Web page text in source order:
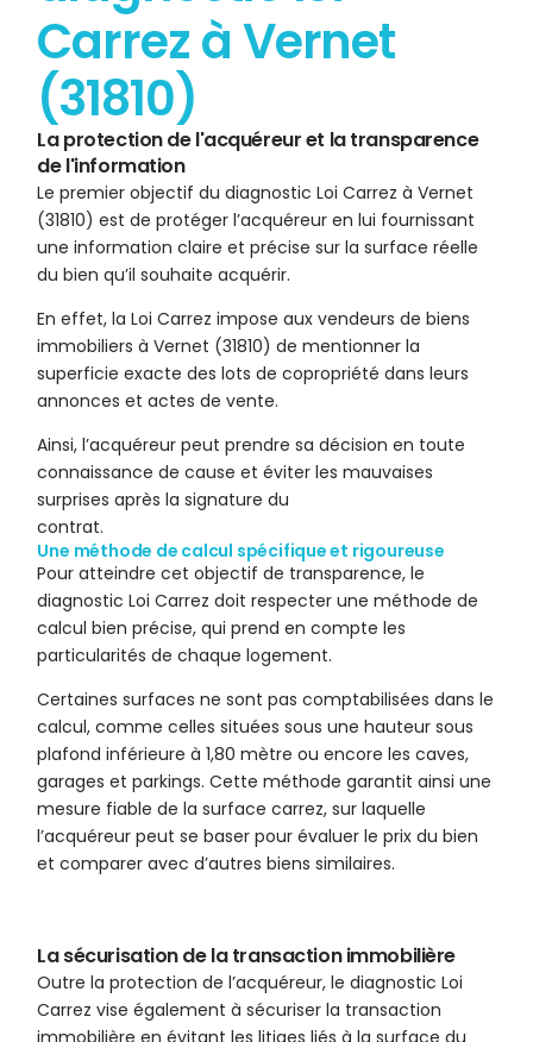
Carrez à Vernet
(31810)
La protection de l'acquéreur et la transparence
de l'information
Le premier objectif du diagnostic Loi Carrez à Vernet
(31810) est de protéger l’acquéreur en lui fournissant
une information claire et précise sur la surface réelle
du bien qu’il souhaite acquérir.
En effet, la Loi Carrez impose aux vendeurs de biens
immobiliers à Vernet (31810) de mentionner la
superficie exacte des lots de copropriété dans leurs
annonces et actes de vente.
Ainsi, l’acquéreur peut prendre sa décision en toute
connaissance de cause et éviter les mauvaises
surprises après la signature du
contrat.
Une méthode de calcul spécifique et rigoureuse
Pour atteindre cet objectif de transparence, le
diagnostic Loi Carrez doit respecter une méthode de
calcul bien précise, qui prend en compte les
particularités de chaque logement.
Certaines surfaces ne sont pas comptabilisées dans le
calcul, comme celles situées sous une hauteur sous
plafond inférieure à 1,80 mètre ou encore les caves,
garages et parkings. Cette méthode garantit ainsi une
mesure fiable de la surface carrez, sur laquelle
l’acquéreur peut se baser pour évaluer le prix du bien
et comparer avec d’autres biens similaires.
La sécurisation de la transaction immobilière
Outre la protection de l’acquéreur, le diagnostic Loi
Carrez vise également à sécuriser la transaction